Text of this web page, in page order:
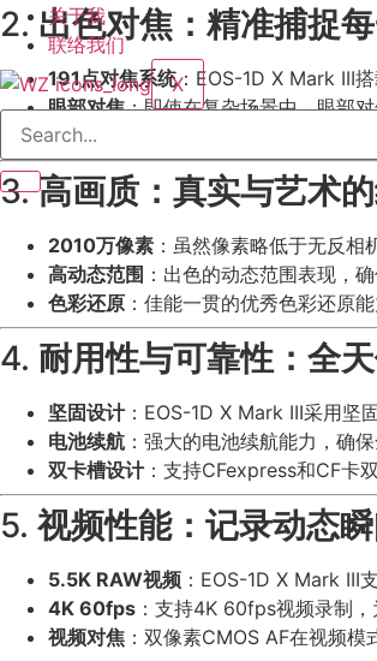
关于我
联络我们
X
2.出色对焦：精准捕捉
191点对焦系统：EOS-1D X Mark III
眼部对焦：即使在复杂场景中，眼部
低光对焦
3.高画质：真实与艺术
2010万像素 ：虽然像素略低于无反相
高动态范围 ：出色的动态范围表现，
色彩还原 ：佳能一贯的优秀色彩还原
4. 耐用性与可靠性：全
坚固设计：EOS-1D X Mark III采用坚
电池续航 ：强大的电池续航能力，确
双卡槽设计：支持CFexpress和CF卡
5. 视频性能：记录动态
5.5K RAW视频 ：EOS-1D X Mark III
4K 60fps ：支持4K 60fps视频录制
视频对焦 ：双像素CMOS AF在视频模